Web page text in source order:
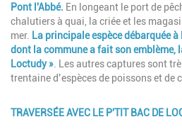
Pont l'Abbé. En longeant le port de
chalutiers à quai, la criée et les
mer. La principale espèce débarquée
dont la commune a fait son emblème,
Loctudy » . Les autres captures sont
trentaine d’espèces de poissons et de
TRAVERSÉE AVEC LE P'TIT BAC DE